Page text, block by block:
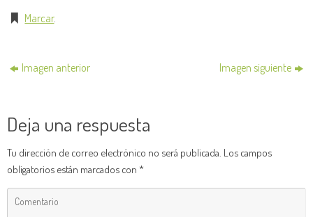
Marcar.
Imagen anterior Imagen siguiente
Deja una respuesta
Tu dirección de correo electrónico no será publicada. Los campos
obligatorios están marcados con *